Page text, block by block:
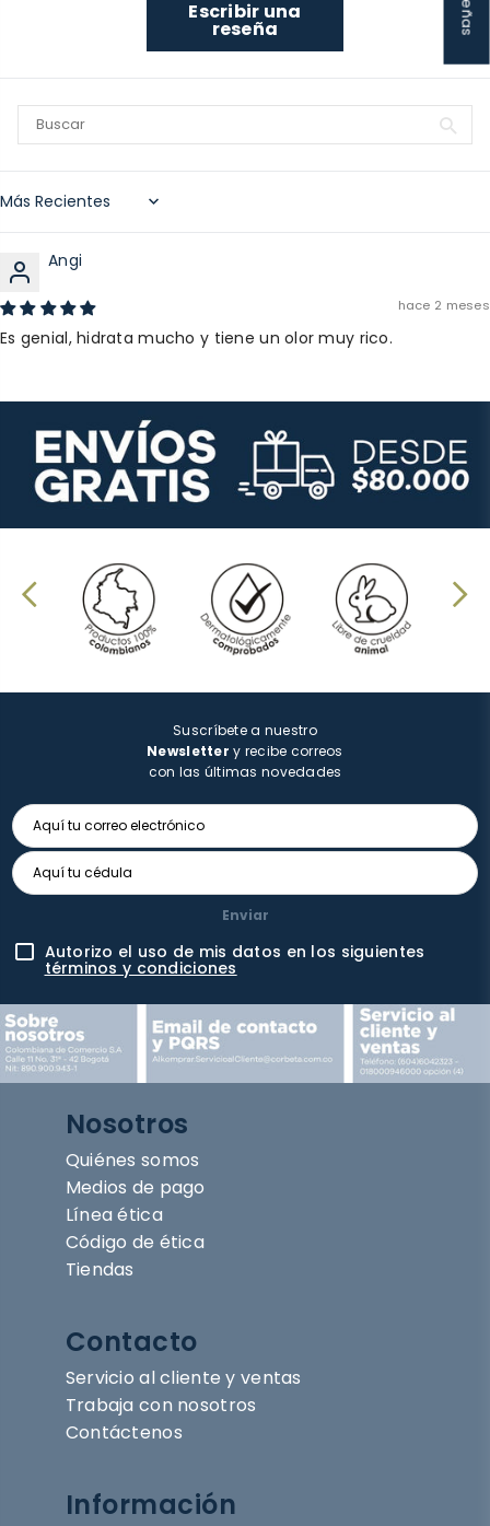
Escribir una
reseña
Sort by
Angi
hace 2 meses
Es genial, hidrata mucho y tiene un olor muy rico.
Suscríbete a nuestro
Newsletter y recibe correos
con las últimas novedades
Enviar
Autorizo el uso de mis datos en los siguientes
términos y condiciones
Nosotros
Quiénes somos
Medios de pago
Línea ética
Código de ética
Tiendas
Contacto
Servicio al cliente y ventas
Trabaja con nosotros
Contáctenos
Información